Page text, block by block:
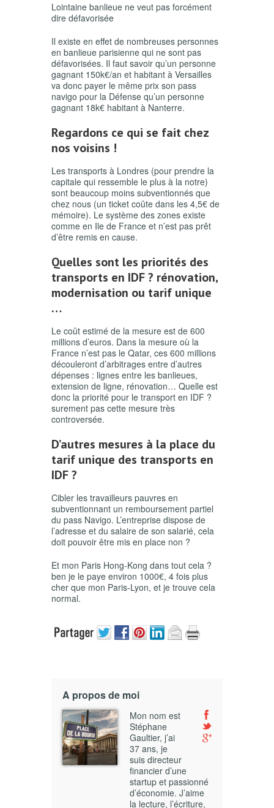
Lointaine banlieue ne veut pas forcément
dire défavorisée
Il existe en effet de nombreuses personnes
en banlieue parisienne qui ne sont pas
défavorisées. Il faut savoir qu’un personne
gagnant 150k€/an et habitant à Versailles
va donc payer le même prix son pass
navigo pour la Défense qu’un personne
gagnant 18k€ habitant à Nanterre.
Regardons ce qui se fait chez
nos voisins !
Les transports à Londres (pour prendre la
capitale qui ressemble le plus à la notre)
sont beaucoup moins subventionnés que
chez nous (un ticket coûte dans les 4,5€ de
mémoire). Le système des zones existe
comme en Ile de France et n’est pas prêt
d’être remis en cause.
Quelles sont les priorités des
transports en IDF ? rénovation,
modernisation ou tarif unique
…
Le coût estimé de la mesure est de 600
millions d’euros. Dans la mesure où la
France n’est pas le Qatar, ces 600 millions
découleront d’arbitrages entre d’autres
dépenses : lignes entre les banlieues,
extension de ligne, rénovation… Quelle est
donc la priorité pour le transport en IDF ?
surement pas cette mesure très
controversée.
D’autres mesures à la place du
tarif unique des transports en
IDF ?
Cibler les travailleurs pauvres en
subventionnant un remboursement partiel
du pass Navigo. L’entreprise dispose de
l’adresse et du salaire de son salarié, cela
doit pouvoir être mis en place non ?
Et mon Paris Hong-Kong dans tout cela ?
ben je le paye environ 1000€, 4 fois plus
cher que mon Paris-Lyon, et je trouve cela
normal.
A propos de moi
Mon nom est
Stéphane
Gaultier, j’ai
37 ans, je
suis directeur
financier d’une
startup et passionné
d’économie. J’aime
la lecture, l’écriture,